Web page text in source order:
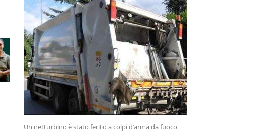
Un netturbino è stato ferito a colpi d’arma da fuoco